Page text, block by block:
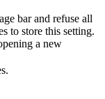
bar and refuse all
to store this setting.
a new